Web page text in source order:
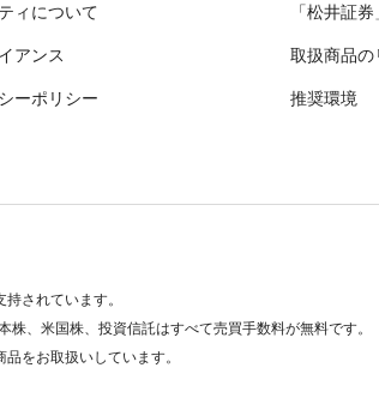
ィについて 「松井証
アンス 取扱商品の
ーポリシー 推奨環境
されています。
、米国株、投資信託はすべて売買手数料が無料です。
をお取扱いしています。